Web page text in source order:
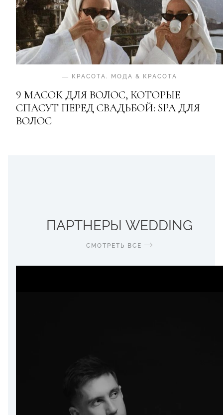
— КРАСОТА . МОДА & КРАСОТА
9 МАСОК ДЛЯ ВОЛОС, КОТОРЫЕ
СПАСУТ ПЕРЕД СВАДЬБОЙ: SPA ДЛЯ
ВОЛОС
ПАРТНЕРЫ WEDDING
СМОТРЕТЬ ВСЕ